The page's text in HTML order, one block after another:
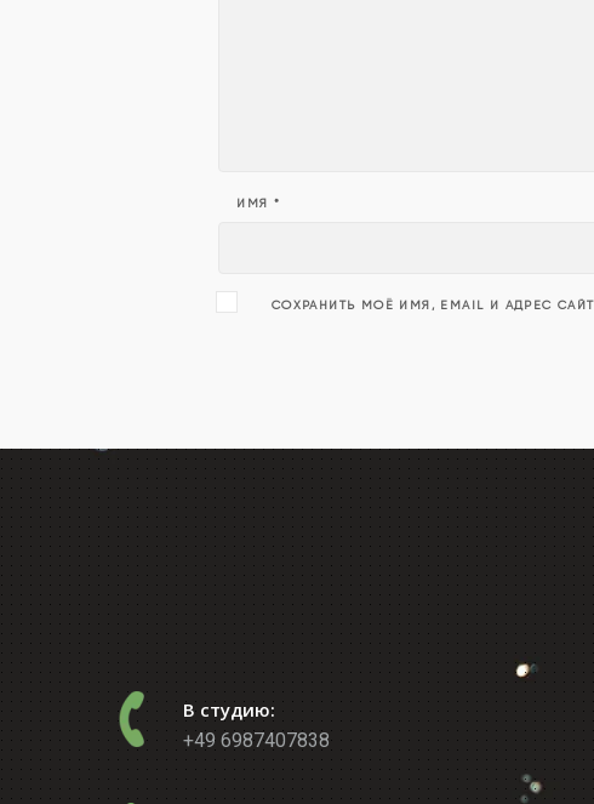
ИМЯ *
СОХРАНИТЬ МОЁ ИМЯ, EMAIL И АДРЕС
В студию:
+49 6987407838